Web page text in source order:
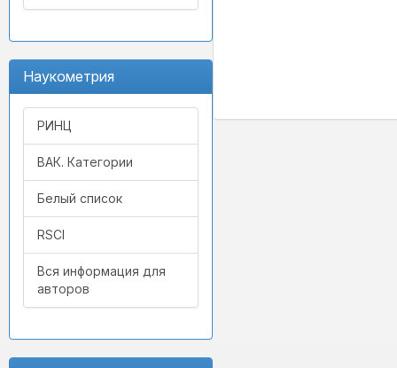
Наукометрия
РИНЦ
ВАК. Категории
Белый список
RSCI
Вся информация для
авторов